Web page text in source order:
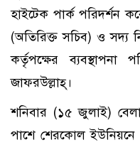
হাইটেক পার্ক পরিদর্শন
(অতিরিক্ত সচিব) ও সদ্য
কর্তৃপক্ষের
জাফরউল্লাহ্।
শনিবার (১৫ জুলাই)
পাশে শেরকোল ইউনিয়নে